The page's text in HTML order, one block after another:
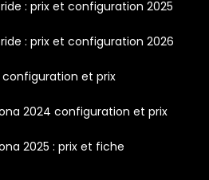
: prix et configuration 2025
: prix et configuration 2026
configuration et prix
2024 configuration et prix
2025 : prix et fiche